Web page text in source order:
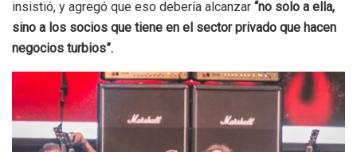
insistió, y agregó que eso debería alcanzar “no solo a ella,
sino a los socios que tiene en el sector privado que hacen
negocios turbios”.